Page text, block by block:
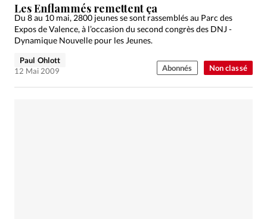
Non classé
Les Enflammés remettent ça
Du 8 au 10 mai, 2800 jeunes se sont rassemblés au Parc des
Expos de Valence, à l’occasion du second congrès des DNJ -
Dynamique Nouvelle pour les Jeunes.
Paul Ohlott
12 Mai 2009
Abonnés